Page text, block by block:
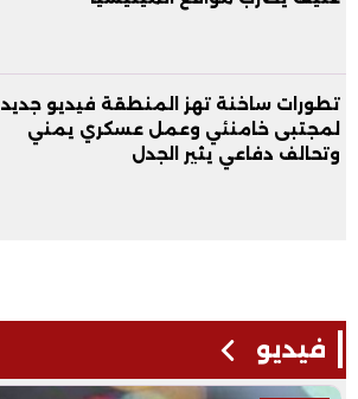
تطورات ساخنة تهز المنطقة فيديو جديد
لمجتبى خامنئي وعمل عسكري يمني
وتحالف دفاعي يثير الجدل
فيديو